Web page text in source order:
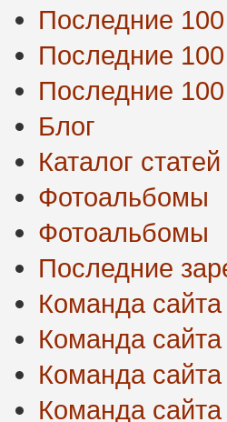
Последние
Последние
Последние
Блог
Каталог статей
Фотоальбомы
Фотоальбомы
Последние
Команда сайта
Команда сайта
Команда сайта
Команда сайта